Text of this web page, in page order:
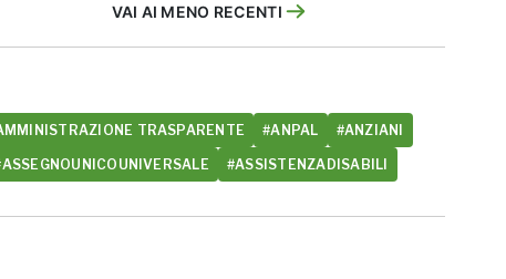
VAI AI MENO RECENTI
TRASPARENTE #ANPAL #ANZIANI
#ASSISTENZADISABILI